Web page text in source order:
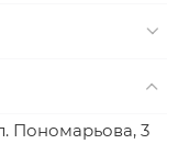
Пономарьова, 3